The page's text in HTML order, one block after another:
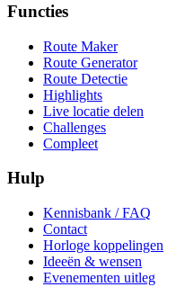
Functies
Route Maker
Route Generator
Route Detectie
Highlights
Live locatie delen
Challenges
Compleet
Hulp
Kennisbank / FAQ
Contact
Horloge koppelingen
Ideeën & wensen
Evenementen uitleg